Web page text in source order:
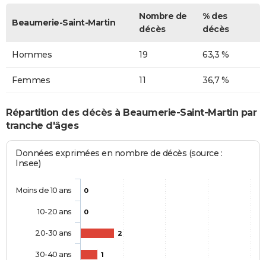
Beaumerie-Saint-Martin
Nombre de
décès
% des
décès
Hommes 19 63,3 %
Femmes 11 36,7 %
Répartition des décès à Beaumerie-Saint-Martin par
tranche d'âges
Données exprimées en nombre de décès (source :
Insee)
0
0
2
1
Moins de 10 ans
10-20 ans
20-30 ans
30-40 ans